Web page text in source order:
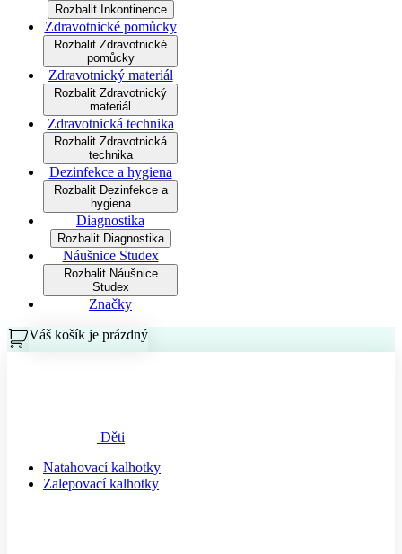
Rozbalit Inkontinence
Zdravotnické pomůcky
Rozbalit Zdravotnické
pomůcky
Zdravotnický materiál
Rozbalit Zdravotnický
materiál
Zdravotnická technika
Rozbalit Zdravotnická
technika
Dezinfekce a hygiena
Rozbalit Dezinfekce a
hygiena
Diagnostika
Rozbalit Diagnostika
Náušnice Studex
Rozbalit Náušnice
Studex
Značky
Váš košík je prázdný
Děti
Natahovací kalhotky
Zalepovací kalhotky